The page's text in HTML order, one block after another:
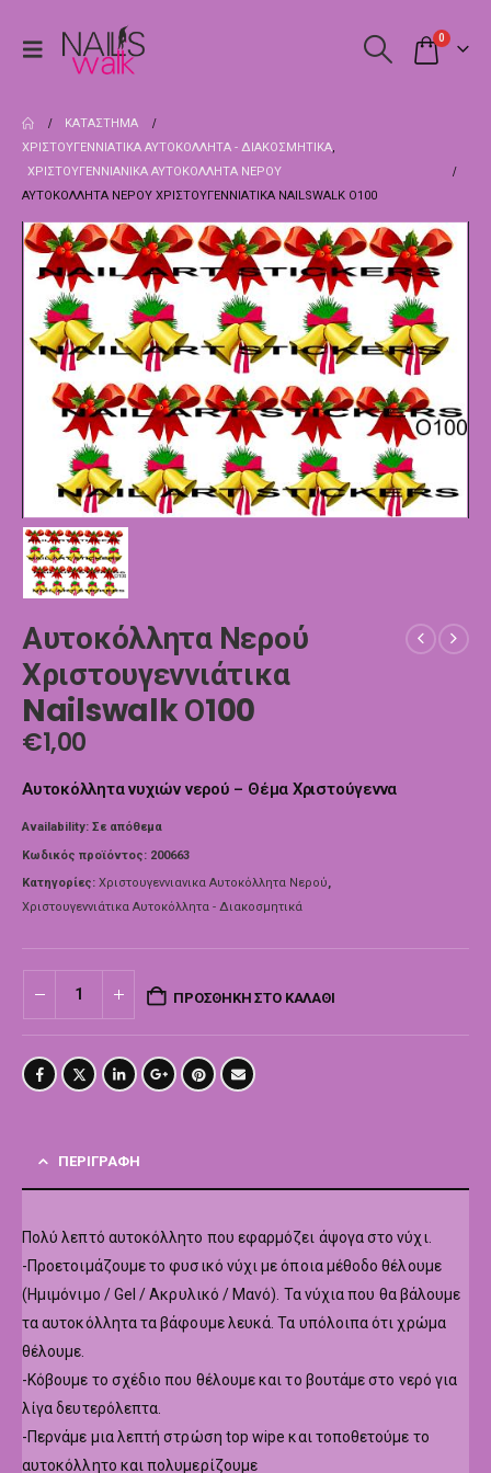
0
ΚΑΤΆΣΤΗΜΑ
ΧΡΙΣΤΟΥΓΕΝΝΙΆΤΙΚΑ ΑΥΤΟΚΌΛΛΗΤΑ - ΔΙΑΚΟΣΜΗΤΙΚΆ,
ΧΡΙΣΤΟΥΓΕΝΝΙΑΝΙΚΑ ΑΥΤΟΚΌΛΛΗΤΑ ΝΕΡΟΎ
ΑΥΤΟΚΌΛΛΗΤΑ ΝΕΡΟΎ ΧΡΙΣΤΟΥΓΕΝΝΙΆΤΙΚΑ NAILSWALK Ο100
Αυτοκόλλητα Νερού
Χριστουγεννιάτικα
Nailswalk Ο100
€1,00
Αυτοκόλλητα νυχιών νερού – Θέμα Χριστούγεννα
Availability: Σε απόθεμα
Κωδικός προϊόντος: 200663
Κατηγορίες: Χριστουγεννιανικα Αυτοκόλλητα Νερού,
Χριστουγεννιάτικα Αυτοκόλλητα - Διακοσμητικά
ΠΡΟΣΘΉΚΗ ΣΤΟ ΚΑΛΆΘΙ
ΠΕΡΙΓΡΑΦΉ
Πολύ λεπτό αυτοκόλλητο που εφαρμόζει άψογα στο νύχι.
-Προετοιμάζουμε το φυσικό νύχι με όποια μέθοδο θέλουμε
(Ημιμόνιμο / Gel / Ακρυλικό / Μανό). Τα νύχια που θα βάλουμε
τα αυτοκόλλητα τα βάφουμε λευκά. Τα υπόλοιπα ότι χρώμα
θέλουμε.
-Κόβουμε το σχέδιο που θέλουμε και το βουτάμε στο νερό για
λίγα δευτερόλεπτα.
-Περνάμε μια λεπτή στρώση top wipe και τοποθετούμε το
αυτοκόλλητο και πολυμερίζουμε